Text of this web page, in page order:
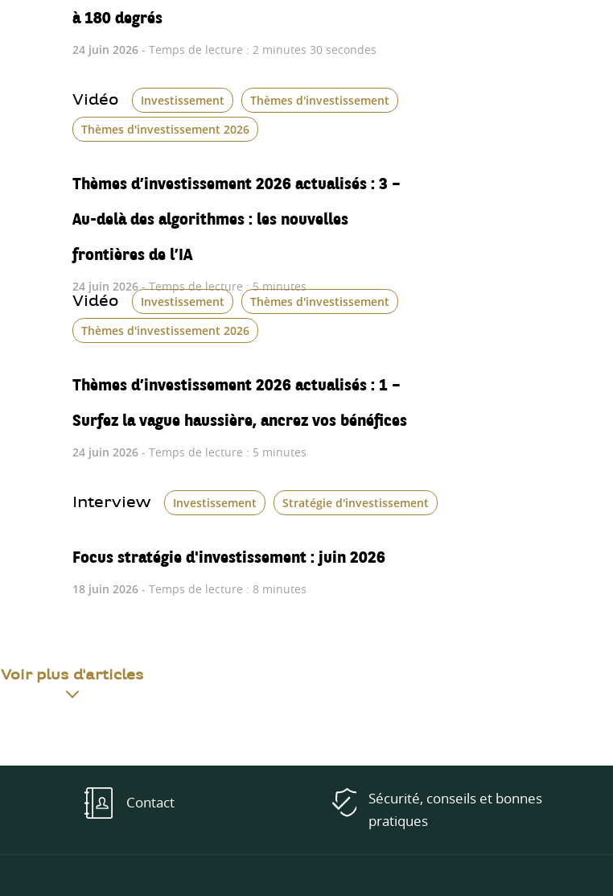
à 180 degrés
24 juin 2026 - Temps de lecture : 2 minutes 30 secondes
Vidéo Investissement
Thèmes d'investissement
Thèmes d'investissement 2026
Thèmes d’investissement 2026 actualisés : 3 –
Au-delà des algorithmes : les nouvelles
frontières de l’IA
24 juin 2026- Temps de lecture : 5 minutes
Vidéo Investissement
Thèmes d'investissement
Thèmes d'investissement 2026
Thèmes d’investissement 2026 actualisés : 1 –
Surfez la vague haussière, ancrez vos bénéfices
24 juin 2026 - Temps de lecture : 5 minutes
Interview Investissement Stratégie d'investissement
Focus stratégie d'investissement : juin 2026
18 juin 2026 - Temps de lecture : 8 minutes
Voir plus d'articles
Contact
Sécurité, conseils et bonnes
pratiques